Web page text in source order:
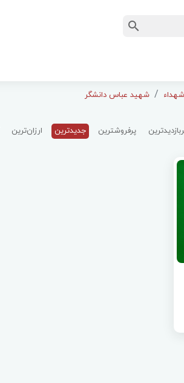
شهداء شهید عباس دانشگر
پرفروشترین جدیدترین ارزان‌ترین